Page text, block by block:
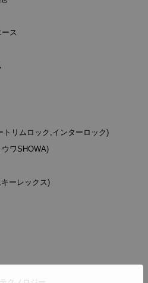
ス
トリムロック,インターロック)
ワSHOWA)
ーレックス)